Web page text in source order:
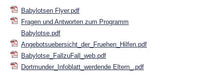
Babylotsen Flyer.pdf
Fragen und Antworten zum Programm
Babylotse.pdf
Angebotsuebersicht_der_Fruehen_Hilfen.pdf
Babylotse_FallzuFall_web.pdf
Dortmunder_Infoblatt_werdende Eltern_.pdf